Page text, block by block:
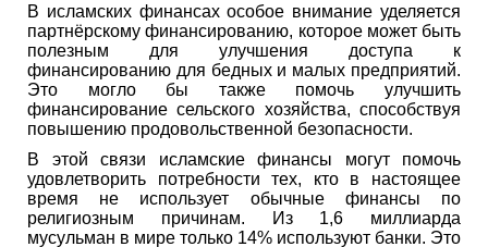
В исламских финансах особое внимание уделяется
партнёрскому финансированию, которое может быть
полезным для улучшения доступа к
финансированию для бедных и малых предприятий.
Это могло бы также помочь улучшить
финансирование сельского хозяйства, способствуя
повышению продовольственной безопасности.
В этой связи исламские финансы могут помочь
удовлетворить потребности тех, кто в настоящее
время не использует обычные финансы по
религиозным причинам. Из 1,6 миллиарда
мусульман в мире только 14% используют банки. Это